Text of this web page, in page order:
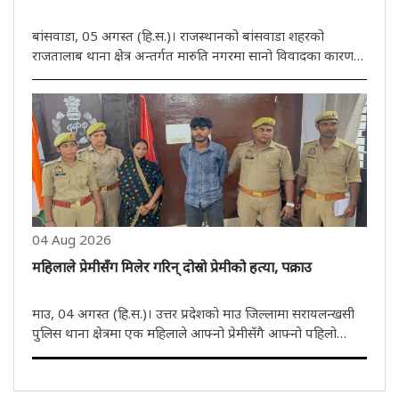
बांसवाडा, 05 अगस्त (हि.स.)। राजस्थानको बांसवाडा शहरको
राजतालाब थाना क्षेत्र अन्तर्गत मारुति नगरमा सानो विवादका कारण
गरेको घटना प्रकाशमा आएको छ। प्रारम्भिक जानकारीअनुसार,
अभियुक्त ..
04 Aug 2026
महिलाले प्रेमीसँग मिलेर गरिन् दोस्रो प्रेमीको हत्या, पक्राउ
माउ, 04 अगस्त (हि.स.)। उत्तर प्रदेशको माउ जिल्लामा सरायलन्खसी
पुलिस थाना क्षेत्रमा एक महिलाले आफ्नो प्रेमीसँगै आफ्नो पहिलो